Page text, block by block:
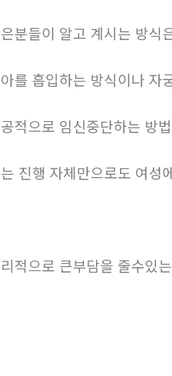
분들이 알고 계시는 방식
를 흡입하는 방식이나 자
적으로 임신중단하는 방
진행 자체만으로도 여성
적으로 큰부담을 줄수있